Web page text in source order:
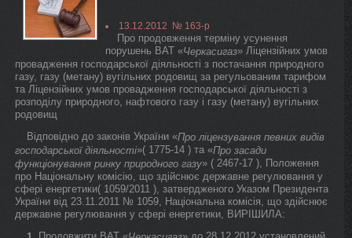
13.12.2012 № 163-р
Про продовження терміну усунення
порушень ВАТ «Черкасигаз» Ліцензійних умов
провадження господарської діяльності з постачання природного
газу, газу (метану) вугільних родовищ за регульованим тарифом
та Ліцензійних умов провадження господарської діяльності з
розподілу природного, нафтового газу і газу (метану) вугільних
родовищ
Відповідно до законів України «Про ліцензування певних видів
господарської діяльності»( 1775-14 ) та «Про засади
функціонування ринку природного газу» ( 2467-17 ), Положення
про Національну комісію, що здійснює державне регулювання у
сфері енергетики( 1059/2011 ), затвердженого Указом Президента
України від 23.11.2011 № 1059, Національна комісія, що здійснює
державне регулювання у сфері енергетики, ВИРІШИЛА: